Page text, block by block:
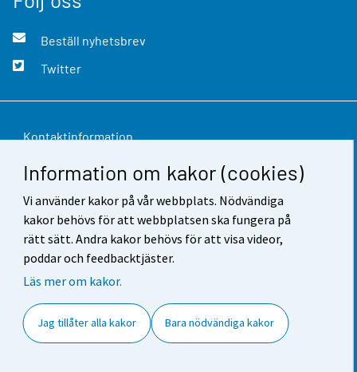
Information om kakor (cookies)
Vi använder kakor på vår webbplats. Nödvändiga
kakor behövs för att webbplatsen ska fungera på
rätt sätt. Andra kakor behövs för att visa videor,
poddar och feedbacktjäster.
Läs mer om kakor.
Jag tillåter alla kakor Bara nödvändiga kakor
Beställ nyhetsbrev
Twitter
Kontaktinformation
Respons
Användarvillkor
Dataskydd
Tillgänglighet
Cookie-inställningar